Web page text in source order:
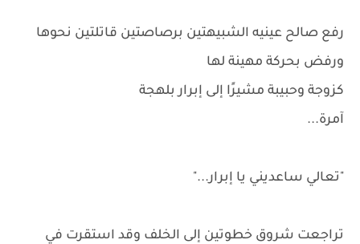
رفع صالح عينيه الشبيهتين برصاصتين قاتلتين نحوها
ورفض بحركة مهينة لها
كزوجة وحبيبة مشيرًا إلى إبرار بلهجة
آمرة...
"تعالي ساعديني يا إبرار..."
تراجعت شروق خطوتين إلى الخلف وقد استقرت في